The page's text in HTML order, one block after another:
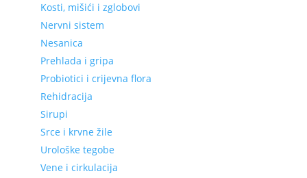
Kosti, mišići i zglobovi
Nervni sistem
Nesanica
Prehlada i gripa
Probiotici i crijevna flora
Rehidracija
Sirupi
Srce i krvne žile
Urološke tegobe
Vene i cirkulacija